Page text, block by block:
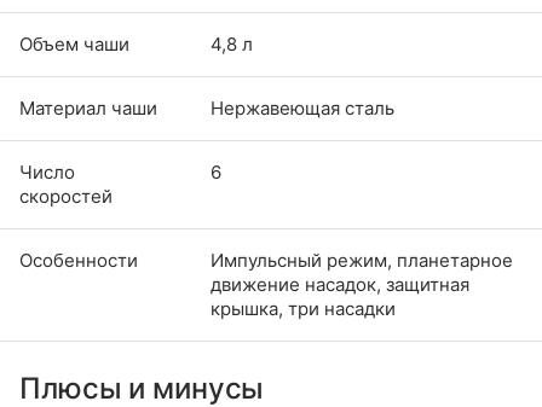
Объем чаши 4,8 л
Материал чаши Нержавеющая сталь
Число
скоростей
6
Особенности
Импульсный режим, планетарное
движение насадок, защитная
крышка, три насадки
Плюсы и минусы